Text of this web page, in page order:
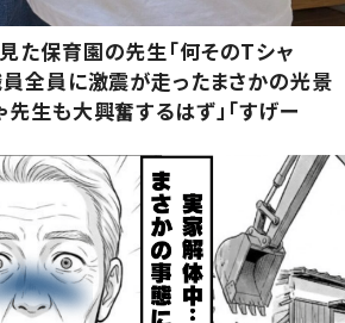
た保育園の先生「何そのTシャ
員全員に激震が走ったまさかの光景
先生も大興奮するはず」「すげー